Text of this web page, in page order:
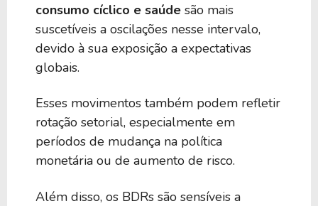
BIVB39 2,73% 0,00
BEWG39
BURT39 2,62%
BQUA39 2,57%
consumo cíclico e saúde são mais
suscetíveis a oscilações nesse intervalo,
devido à sua exposição a expectativas
globais.
Esses movimentos também podem refletir
rotação setorial, especialmente em
períodos de mudança na política
monetária ou de aumento de risco.
Além disso, os BDRs são sensíveis a